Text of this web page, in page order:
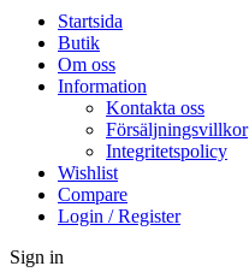
Startsida
Butik
Om oss
Information
Kontakta oss
Försäljningsvillkor
Integritetspolicy
Wishlist
Compare
Login / Register
Sign in